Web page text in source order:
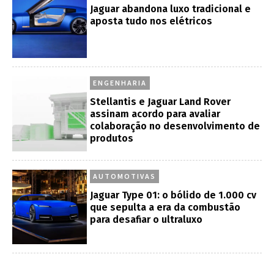
Jaguar abandona luxo tradicional e
aposta tudo nos elétricos
ENGENHARIA
Stellantis e Jaguar Land Rover
assinam acordo para avaliar
colaboração no desenvolvimento de
produtos
AUTOMOTIVAS
Jaguar Type 01: o bólido de 1.000 cv
que sepulta a era da combustão
para desafiar o ultraluxo